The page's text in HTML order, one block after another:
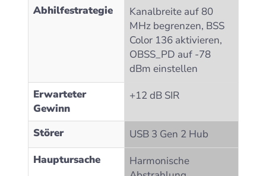
Abhilfestrategie
Kanalbreite auf 80
MHz begrenzen, BSS
Color 136 aktivieren,
OBSS_PD auf -78
dBm einstellen
Erwarteter
Gewinn
+12 dB SIR
Störer
USB 3 Gen 2 Hub
Hauptursache
Harmonische